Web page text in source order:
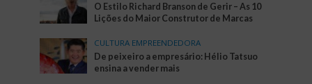
O Estilo Richard Branson de Gerir – As 10
Lições do Maior Construtor de Marcas
CULTURA EMPREENDEDORA
De peixeiro a empresário: Hélio Tatsuo
ensina a vender mais